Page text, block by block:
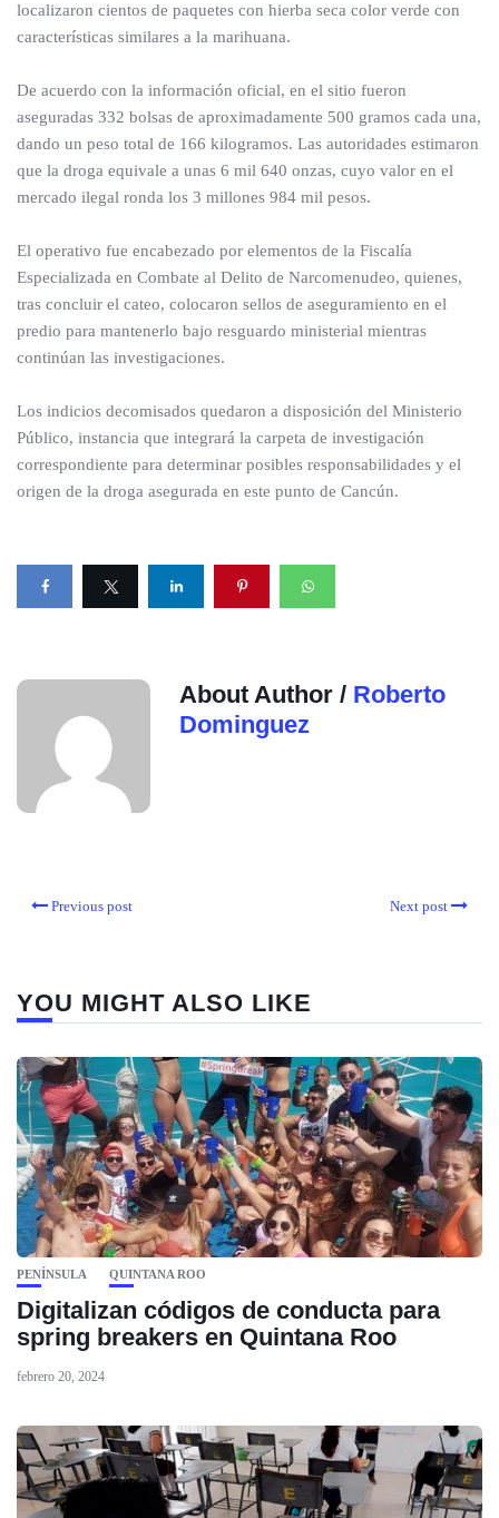
localizaron cientos de paquetes con hierba seca color verde con
características similares a la marihuana.
De acuerdo con la información oficial, en el sitio fueron
aseguradas 332 bolsas de aproximadamente 500 gramos cada una,
dando un peso total de 166 kilogramos. Las autoridades estimaron
que la droga equivale a unas 6 mil 640 onzas, cuyo valor en el
mercado ilegal ronda los 3 millones 984 mil pesos.
El operativo fue encabezado por elementos de la Fiscalía
Especializada en Combate al Delito de Narcomenudeo, quienes,
tras concluir el cateo, colocaron sellos de aseguramiento en el
predio para mantenerlo bajo resguardo ministerial mientras
continúan las investigaciones.
Los indicios decomisados quedaron a disposición del Ministerio
Público, instancia que integrará la carpeta de investigación
correspondiente para determinar posibles responsabilidades y el
origen de la droga asegurada en este punto de Cancún.
About Author / Roberto
Dominguez
Previous post Next post
YOU MIGHT ALSO LIKE
PENÍNSULA QUINTANA ROO
Digitalizan códigos de conducta para
spring breakers en Quintana Roo
febrero 20, 2024